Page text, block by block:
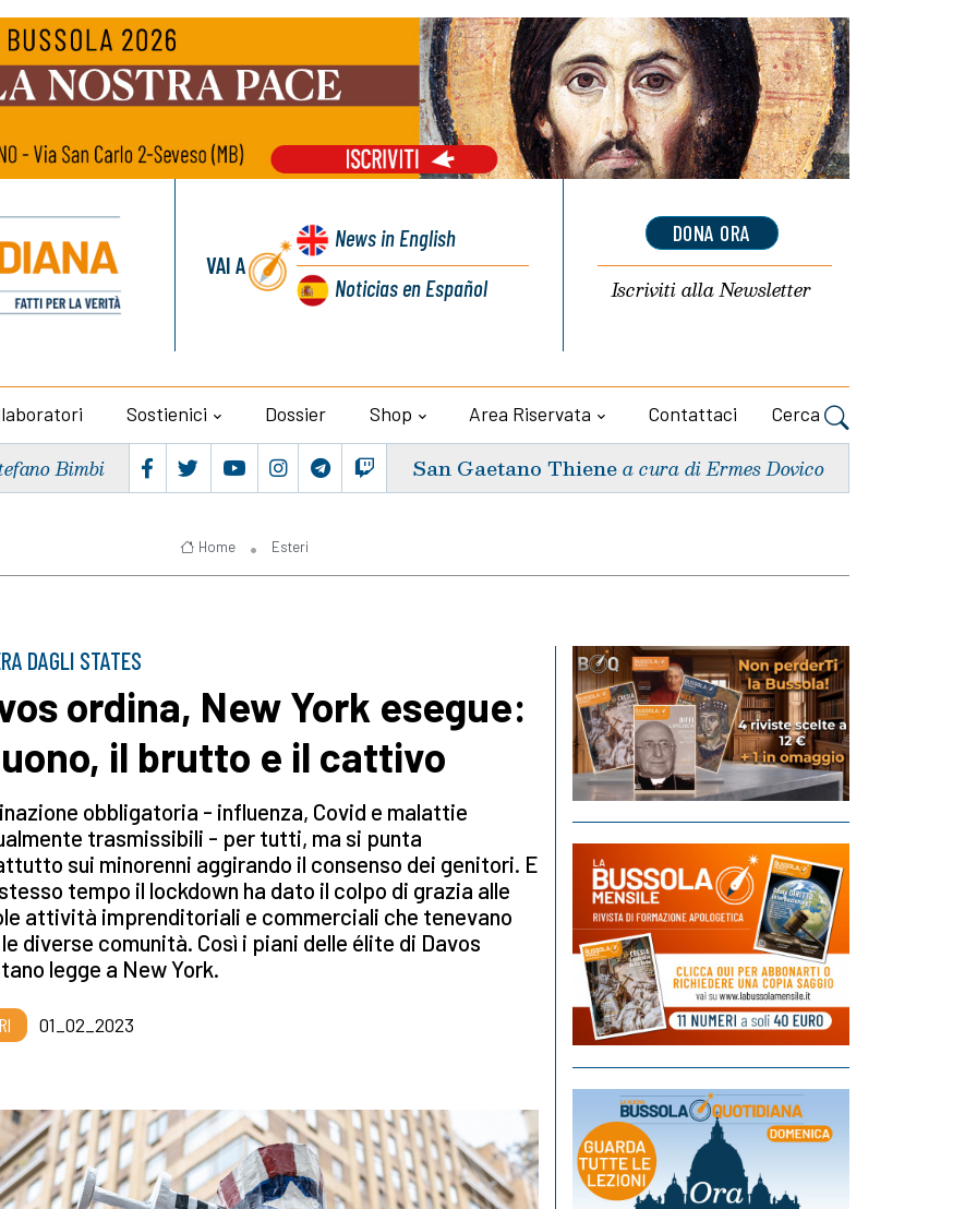
VAI A
Newsin English
Noticiasen Español
DONA ORA
Iscriviti allaNewsletter
Sostienici Dossier Shop Area Riservata Contattaci Cerca
Bimbi San Gaetano Thiene a cura di Ermes Dovico
Home Esteri
DAGLI STATES
ordina, New York esegue:
il brutto e il cattivo
obbligatoria - influenza, Covid e malattie
trasmissibili - per tutti, ma si punta
sui minorenni aggirando il consenso dei genitori. E
tempo il lockdown ha dato il colpo di grazia alle
attività imprenditoriali e commerciali che tenevano
diverse comunità. Così i piani delle élite di Davos
legge a New York.
01_02_2023